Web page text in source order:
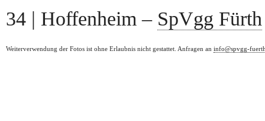
34 | Hoffenheim – SpVgg Fürth
Weiterverwendung der Fotos ist ohne Erlaubnis nicht gestattet. Anfragen an info@spvgg-